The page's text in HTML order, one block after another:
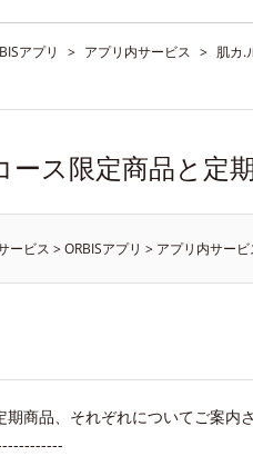
アプリ > アプリ内サービス > 肌カ.
ース限定商品と定
ービス >ORBISアプリ > アプリ内サービ
商品、それぞれについてご案内